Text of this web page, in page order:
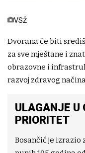
VSŽ
Dvorana će biti
za sve mještane i
obrazovne i
razvoj zdravog
ULAGANJE U
PRIORITET
Bosančić je izrazio